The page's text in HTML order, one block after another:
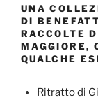
UNA
DI
RACCOLTE
MAGGIORE,
QUALCHE
Ritratto di